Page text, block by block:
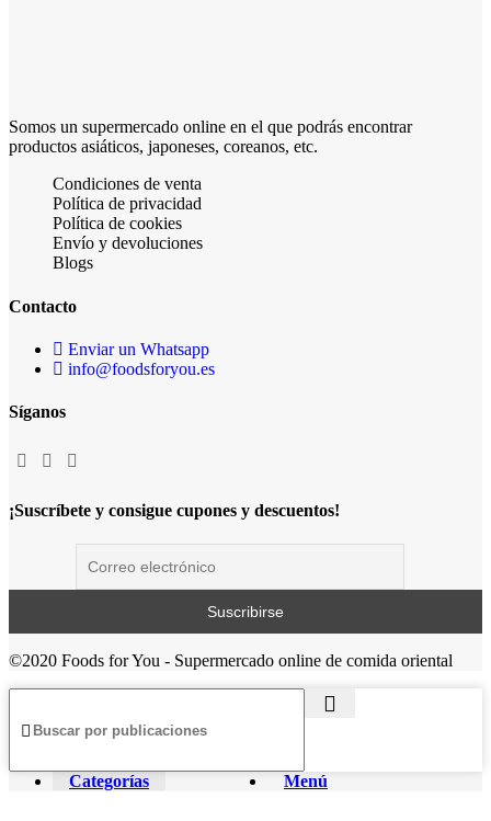
Somos un supermercado online en el que podrás encontrar
productos asiáticos, japoneses, coreanos, etc.
Condiciones de venta
Política de privacidad
Política de cookies
Envío y devoluciones
Blogs
Contacto
Enviar un Whatsapp
info@foodsforyou.es
Síganos
¡Suscríbete y consigue cupones y descuentos!
©2020 Foods for You - Supermercado online de comida oriental
Menú
Categorías